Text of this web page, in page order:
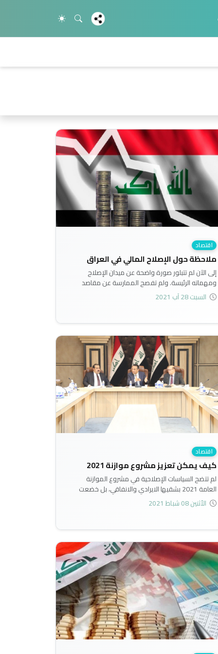
اقتصاد
ملاحظة حول الإصلاح المالي في العراق
إلى الآن لم تتبلور صورة واضحة عن ميدان الإصلاح
ومهماته الرئيسة. ولم تفصح الممارسة عن مقاصد
إتجهت إليها تدابير معروفة، بشرت بنتائج ملموسة. ولا
شك أن المشكلة في أصلها نشأت عن غياب الوحدة
ومعمعة الإرهاب، وتنافس الزعامات وكثرة الأحزاب،
وشرط "التوافق"، وهو عمليا مشاركة جميع الأحزاب في
حكومة تتنصل عنها في الأسبوع الأول، وتبتزها..
السبت 28 آب 2021
اقتصاد
كيف يمكن تعزيز مشروع موازنة 2021
لم تتضح السياسات الإصلاحية في مشروع الموازنة
العامة 2021 بشقيها الايرادي والانفاقي، بل خضعت
للضغوط السياسية بوضوح على حساب الشروع بالتنمية
والاصلاح..
الأثنين 08 شباط 2021